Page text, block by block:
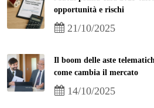
opportunità e rischi
21/10/2025
Il boom delle aste
come cambia il mercato
14/10/2025